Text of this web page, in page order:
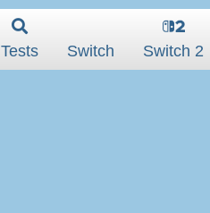
Tests Switch Switch 2